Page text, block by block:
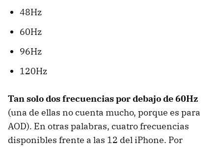
48Hz
60Hz
96Hz
120Hz
Tan solo dos frecuencias por debajo de 60Hz
(una de ellas no cuenta mucho, porque es para
AOD). En otras palabras, cuatro frecuencias
disponibles frente a las 12 del iPhone. Por